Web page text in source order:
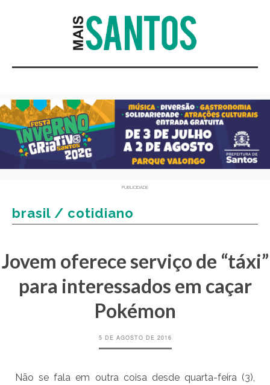
PUBLICIDADE
brasil / cotidiano
Jovem oferece serviço de “táxi”
para interessados em caçar
Pokémon
5 DE AGOSTO DE 2016
Não se fala em outra coisa desde quarta-feira (3),